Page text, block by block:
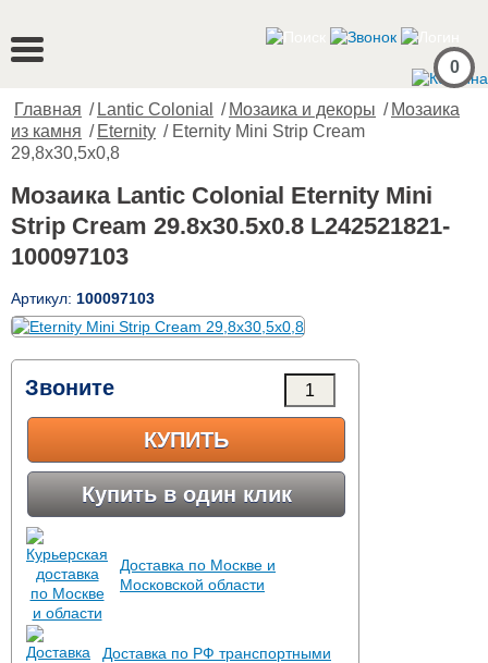
0
Главная / Lantic Colonial / Мозаика и декоры / Мозаика
из камня / Eternity / Eternity Mini Strip Cream
29,8x30,5x0,8
Мозаика Lantic Colonial Eternity Mini
Strip Cream 29.8x30.5x0.8 L242521821-
100097103
Артикул: 100097103
Звоните
КУПИТЬ
Купить в один клик
Доставка по Москве и
Московской области
Доставка по РФ транспортными